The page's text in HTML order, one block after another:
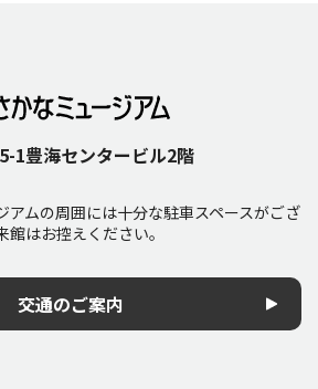
1豊海センタービル2階
ムの周囲には十分な駐車スペースがござ
はお控えください。
交通のご案内